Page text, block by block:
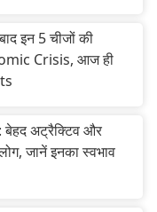
इन 5 चीजों की
Crisis, आज ही
अट्रैक्टिव और
जानें इनका स्वभाव